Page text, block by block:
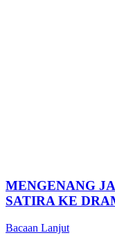
MENGENANG
SATIRA KE
Bacaan Lanjut